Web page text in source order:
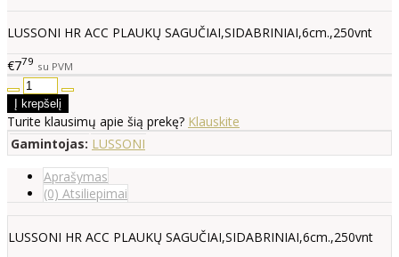
LUSSONI HR ACC PLAUKŲ SAGUČIAI,SIDABRINIAI,6cm.,250vnt
€779 su PVM
Turite klausimų apie šią prekę? Klauskite
Gamintojas: LUSSONI
Aprašymas
(0) Atsiliepimai
LUSSONI HR ACC PLAUKŲ SAGUČIAI,SIDABRINIAI,6cm.,250vnt